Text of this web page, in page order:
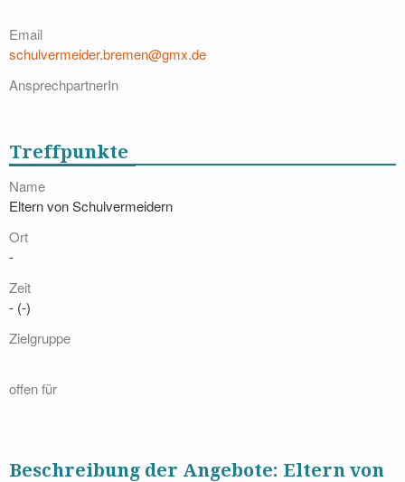
Email
schulvermeider.bremen@gmx.de
AnsprechpartnerIn
Treffpunkte
Name
Eltern von Schulvermeidern
Ort
-
Zeit
- (-)
Zielgruppe
offen für
Beschreibung der Angebote: Eltern von